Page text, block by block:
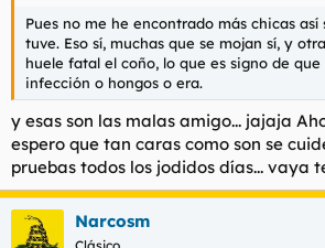
Pues no me he encontrado más chicas así
tuve. Eso sí, muchas que se mojan sí, y
huele fatal el coño, lo que es signo de
infección o hongos o era.
y esas son las malas amigo... jajaja
espero que tan caras como son se
pruebas todos los jodidos días... vaya
Narcosm
Clásico